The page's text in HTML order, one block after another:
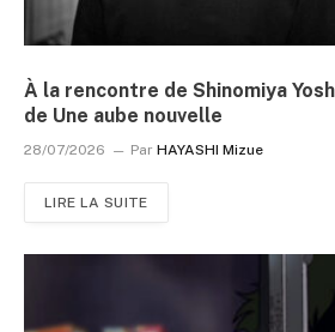
À la rencontre de Shinomiya
de Une aube nouvelle
28/07/2026 Par HAYASHI Mizue
LIRE LA SUITE